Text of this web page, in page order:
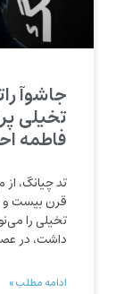
جاشوآ
تخیلی
فاطمه
تد چیانگ،
قرن بیست و
تخیلی را
داشت، در
ادامه مطلب »